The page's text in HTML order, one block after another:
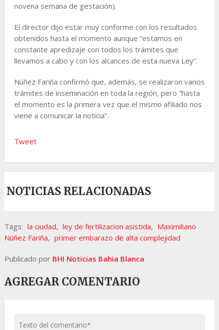
novena semana de gestación).
El director dijo estar muy conforme con los resultados
obtenidos hasta el momento aunque “estamos en
constante apredizaje con todos los trámites que
llevamos a cabo y con los alcances de esta nueva Ley”.
Núñez Fariña confirmó que, además, se realizaron varios
trámites de inseminación en toda la región, pero “hasta
el momento es la primera vez que el mismo afiliado nos
viene a comunicar la noticia”.
Tweet
NOTICIAS RELACIONADAS
Tags: la ciudad, ley de fertilizacion asistida, Maximiliano
Núñez Fariña, primer embarazo de alta complejidad
Publicado por BHI Noticias Bahia Blanca
AGREGAR COMENTARIO